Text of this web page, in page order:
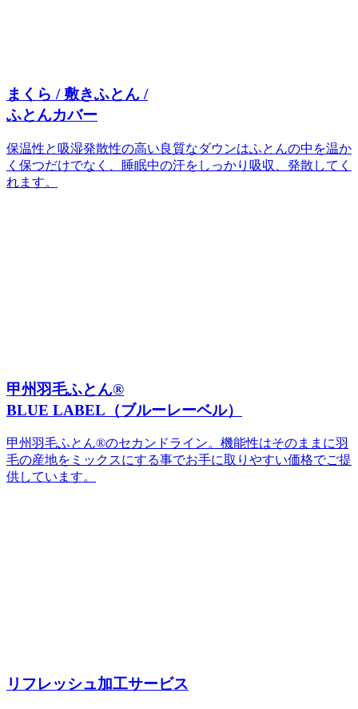
まくら / 敷きふとん /
ふとんカバー
保温性と吸湿発散性の高い良質なダウンはふとんの中を温か
く保つだけでなく、睡眠中の汗をしっかり吸収、発散してく
れます。
甲州羽毛ふとん®
BLUE LABEL（ブルーレーベル）
甲州羽毛ふとん®のセカンドライン。機能性はそのままに羽
毛の産地をミックスにする事でお手に取りやすい価格でご提
供しています。
リフレッシュ加工サービス